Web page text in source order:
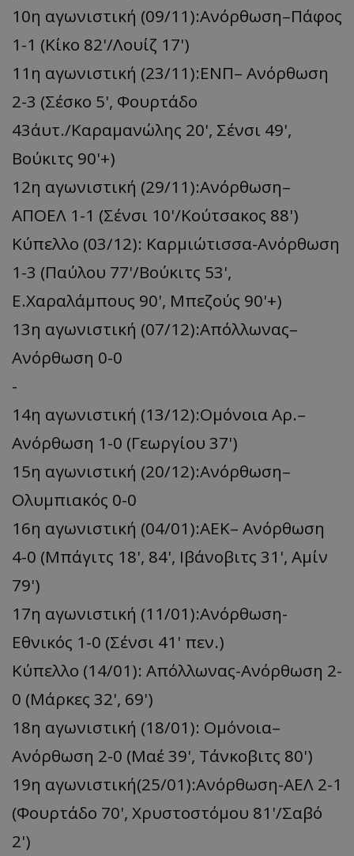
10η αγωνιστική (09/11):Ανόρθωση–Πάφος
1-1 (Κίκο 82'/Λουίζ 17')
11η αγωνιστική (23/11):ΕΝΠ– Ανόρθωση
2-3 (Σέσκο 5', Φουρτάδο
43΄αυτ./Kαραμανώλης 20', Σένσι 49',
Βούκιτς 90'+)
12η αγωνιστική (29/11):Ανόρθωση–
ΑΠΟΕΛ 1-1 (Σένσι 10'/Κούτσακος 88')
Κύπελλο (03/12): Καρμιώτισσα-Ανόρθωση
1-3 (Παύλου 77'/Βούκιτς 53',
Ε.Χαραλάμπους 90', Μπεζούς 90'+)
13η αγωνιστική (07/12):Απόλλωνας–
Ανόρθωση 0-0
-
14η αγωνιστική (13/12):Ομόνοια Αρ.–
Ανόρθωση 1-0 (Γεωργίου 37')
15η αγωνιστική (20/12):Ανόρθωση–
Ολυμπιακός 0-0
16η αγωνιστική (04/01):ΑΕΚ– Ανόρθωση
4-0 (Μπάγιτς 18', 84', Ιβάνοβιτς 31', Αμίν
79')
17η αγωνιστική (11/01):Ανόρθωση-
Εθνικός 1-0 (Σένσι 41' πεν.)
Κύπελλο (14/01): Απόλλωνας-Ανόρθωση 2-
0 (Μάρκες 32', 69')
18η αγωνιστική (18/01): Ομόνοια–
Ανόρθωση 2-0 (Μαέ 39', Τάνκοβιτς 80')
19η αγωνιστική(25/01):Ανόρθωση-ΑΕΛ 2-1
(Φουρτάδο 70', Χρυστοστόμου 81'/Σαβό
2')